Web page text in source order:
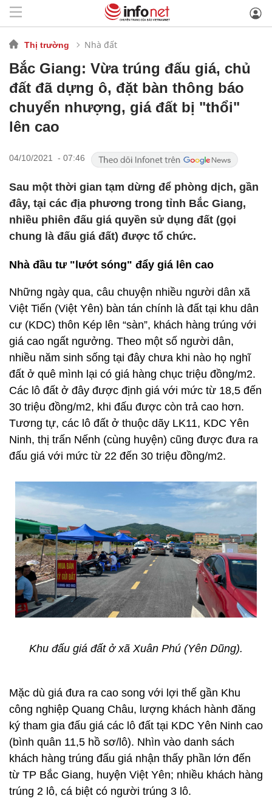
Thị trường Nhà đất
Bắc Giang: Vừa trúng đấu giá, chủ
đất đã dựng ô, đặt bàn thông báo
chuyển nhượng, giá đất bị "thổi"
lên cao
04/10/2021 - 07:46
Sau một thời gian tạm dừng để phòng dịch, gần
đây, tại các địa phương trong tỉnh Bắc Giang,
nhiều phiên đấu giá quyền sử dụng đất (gọi
chung là đấu giá đất) được tổ chức.
Nhà đầu tư "lướt sóng" đẩy giá lên cao
Những ngày qua, câu chuyện nhiều người dân xã
Việt Tiến (Việt Yên) bàn tán chính là đất tại khu dân
cư (KDC) thôn Kép lên “sàn”, khách hàng trúng với
giá cao ngất ngưởng. Theo một số người dân,
nhiều năm sinh sống tại đây chưa khi nào họ nghĩ
đất ở quê mình lại có giá hàng chục triệu đồng/m2.
Các lô đất ở đây được định giá với mức từ 18,5 đến
30 triệu đồng/m2, khi đấu được còn trả cao hơn.
Tương tự, các lô đất ở thuộc dãy LK11, KDC Yên
Ninh, thị trấn Nếnh (cùng huyện) cũng được đưa ra
đấu giá với mức từ 22 đến 30 triệu đồng/m2.
Khu đấu giá đất ở xã Xuân Phú (Yên Dũng).
Mặc dù giá đưa ra cao song với lợi thế gần Khu
công nghiệp Quang Châu, lượng khách hành đăng
ký tham gia đấu giá các lô đất tại KDC Yên Ninh cao
(bình quân 11,5 hồ sơ/lô). Nhìn vào danh sách
khách hàng trúng đấu giá nhận thấy phần lớn đến
từ TP Bắc Giang, huyện Việt Yên; nhiều khách hàng
trúng 2 lô, cá biệt có người trúng 3 lô.